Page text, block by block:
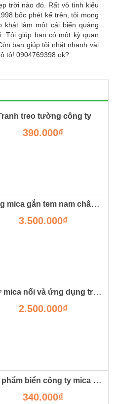
trời nào đó. Rất vô tình kiểu
bốc phét kể trên, tôi mong
khát làm một cái biển quảng
Tôi giúp bạn có một kỳ quan
bạn giúp tôi nhặt nhạnh vài
tô! 0904769398 ok?
treo tường công ty
390.000₫
Bảng mica gắn tem nam châm từ treo tường
3.500.000₫
Chữ mica nổi và ứng dụng trong làm biển quảng cáo
2.500.000₫
Sản phẩm biển công ty mica - kích thước, gợi ý nội dung và giá cả
340.000₫